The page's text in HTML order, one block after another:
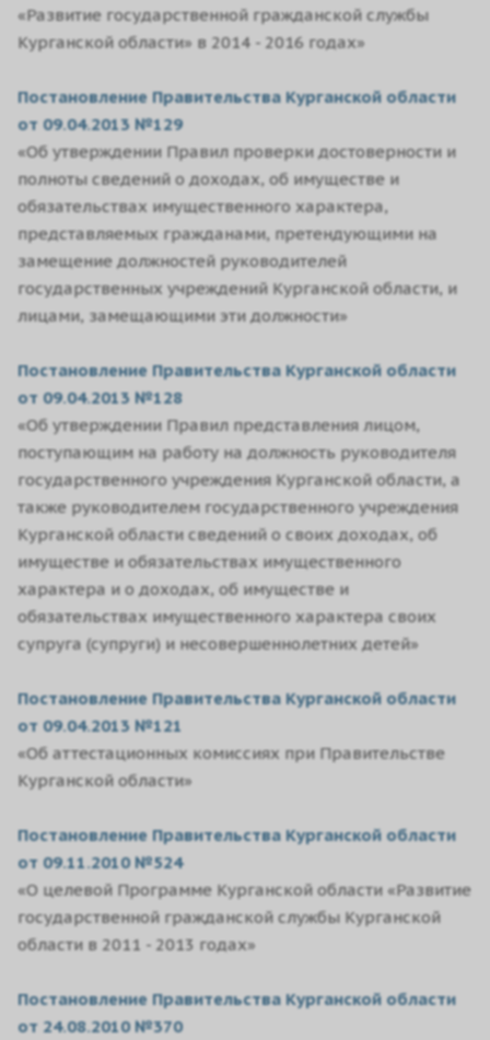
«Развитие государственной гражданской службы
Курганской области» в 2014 - 2016 годах»
Постановление Правительства Курганской области
от 09.04.2013 №129
«Об утверждении Правил проверки достоверности и
полноты сведений о доходах, об имуществе и
обязательствах имущественного характера,
представляемых гражданами, претендующими на
замещение должностей руководителей
государственных учреждений Курганской области, и
лицами, замещающими эти должности»
Постановление Правительства Курганской области
от 09.04.2013 №128
«Об утверждении Правил представления лицом,
поступающим на работу на должность руководителя
государственного учреждения Курганской области, а
также руководителем государственного учреждения
Курганской области сведений о своих доходах, об
имуществе и обязательствах имущественного
характера и о доходах, об имуществе и
обязательствах имущественного характера своих
супруга (супруги) и несовершеннолетних детей»
Постановление Правительства Курганской области
от 09.04.2013 №121
«Об аттестационных комиссиях при Правительстве
Курганской области»
Постановление Правительства Курганской области
от 09.11.2010 №524
«О целевой Программе Курганской области «Развитие
государственной гражданской службы Курганской
области в 2011 - 2013 годах»
Постановление Правительства Курганской области
от 24.08.2010 №370